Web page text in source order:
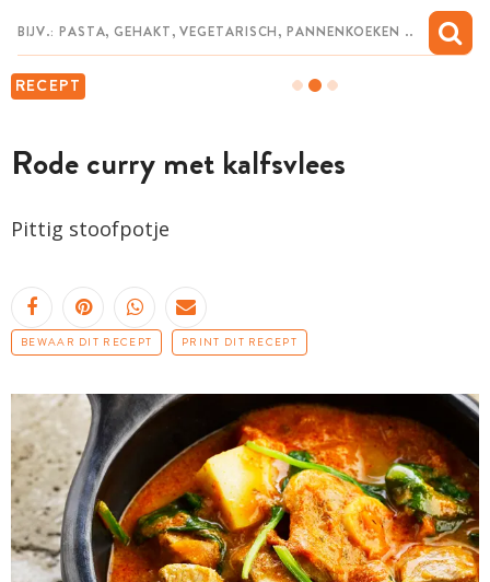
RECEPT
Rode curry met kalfsvlees
Pittig stoofpotje
BEWAAR DIT RECEPT PRINT DIT RECEPT
MIJN BEWAARDE RECEPTEN